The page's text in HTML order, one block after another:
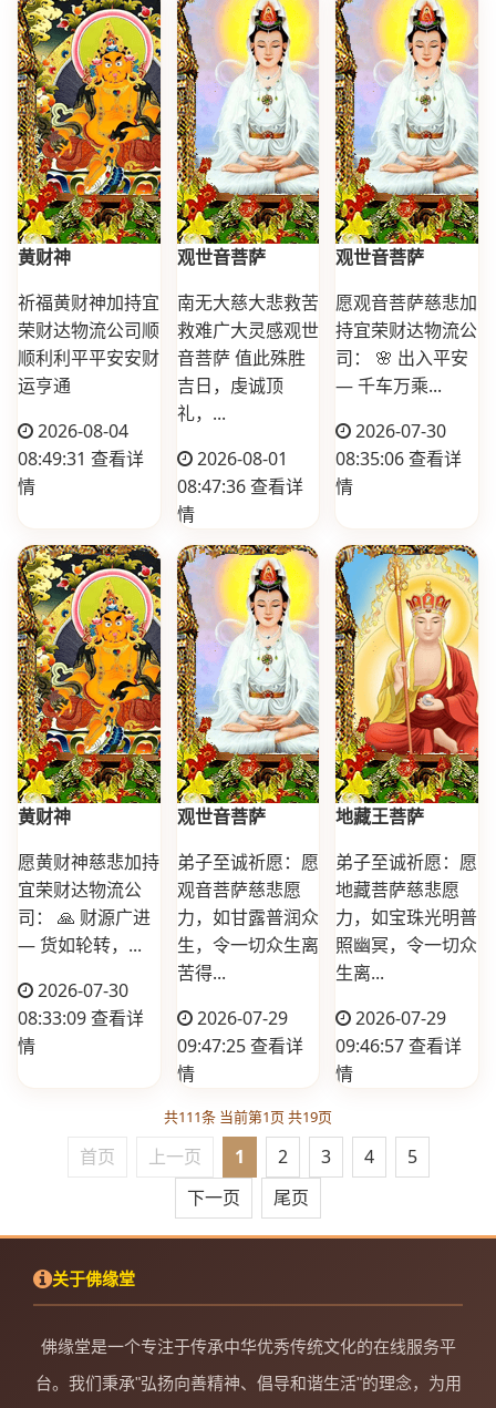
黄财神
祈福黄财神加持宜
荣财达物流公司顺
顺利利平平安安财
运亨通
2026-08-04
08:49:31 查看详
情
观世音菩萨
南无大慈大悲救苦
救难广大灵感观世
音菩萨 值此殊胜
吉日，虔诚顶
礼，...
2026-08-01
08:47:36查看详
情
观世音菩萨
愿观音菩萨慈悲加
持宜荣财达物流公
司： 🌸 出入平安
— 千车万乘...
2026-07-30
08:35:06查看详
情
黄财神
愿黄财神慈悲加持
宜荣财达物流公
司： 🙏 财源广进
— 货如轮转，...
2026-07-30
08:33:09查看详
情
观世音菩萨
弟子至诚祈愿：愿
观音菩萨慈悲愿
力，如甘露普润众
生，令一切众生离
苦得...
2026-07-29
09:47:25查看详
情
地藏王菩萨
弟子至诚祈愿：愿
地藏菩萨慈悲愿
力，如宝珠光明普
照幽冥，令一切众
生离...
2026-07-29
09:46:57查看详
情
共111条 当前第1页 共19页
首页 上一页 1 2 3 4
5
下一页
尾页
关于佛缘堂
佛缘堂是一个专注于传承中华优秀传统文化的在线服务平
台。我们秉承"弘扬向善精神、倡导和谐生活"的理念，为用